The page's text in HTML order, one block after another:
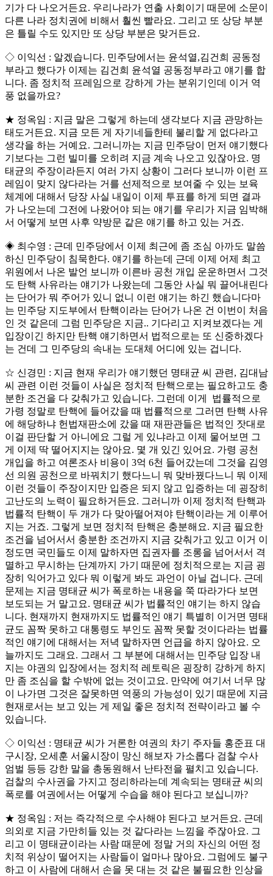
기가 다 나오거든요. 우리나라가 연출 사회이기 때문에 소문이
다른 나라 정치권에 비해서 훨씬 빨라요. 그리고 또 상당 부분
은 틀릴 수도 있지만 또 상당 부분은 맞거든요.
◇ 이익선 : 알겠습니다. 민주당에서는 윤석열,김건희 공동정
부라고 했다가 이제는 김건희 윤석열 공동정부라고 얘기를 합
니다. 좀 정치적 프레임으로 강하게 가는 분위기인데 이거 역
풍 없을까요?
★ 정옥임 : 지금 말은 그렇게 하는데 생각보다 지금 관망하는
태도거든요. 지금 모든 게 자기네들한테 불리할 게 없다라고
생각을 하는 거예요. 그러니까는 지금 민주당이 먼저 얘기했다
기보다는 그런 빌미를 오히려 지금 계속 나오고 있잖아요. 명
태균의 주장이라든지 여러 가지 상황이 그러다 보니까 이런 프
레임이 맞지 않다라는 거를 선제적으로 보여줄 수 있는 보육
체계에 대해서 당장 사실 내일이 이제 투표를 하게 되면 결과
가 나오는데 그전에 나왔어야 되는 얘기를 우리가 지금 임박해
서 어떻게 보면 사후 약방문 같은 얘기를 하고 있는 거죠.
◈ 최수영 : 근데 민주당에서 이제 최근에 좀 조심 아까도 말씀
하신 민주당이 침묵한다. 얘기를 하는데 근데 이제 어제 최고
위원에서 나온 발언 보니까 이른바 공천 개입 운운하면서 그것
도 탄핵 사유라는 얘기가 나왔는데 그동안 사실 뭐 끌어내린다
는 단어가 뭐 주어가 있니 없니 이런 얘기는 하긴 했습니다마
는 민주당 지도부에서 탄핵이라는 단어가 나온 건 이번이 처음
인 것 같은데 그럼 민주당은 지금.. 기다리고 지켜보겠다는 게
입장이긴 하지만 탄핵 얘기하면서 법적으로는 또 신중하겠다
는 건데 그 민주당의 속내는 도대체 어디에 있는 겁니다.
☆ 신경민 : 지금 현재 우리가 얘기했던 명태균 씨 관련, 김대남
씨 관련 이런 것들이 사실은 정치적 탄핵으로는 필요하고도 충
분한 조건을 다 갖춰가고 있습니다. 그런데 이게 법률적으로
가령 정말로 탄핵에 들어갔을 때 법률적으로 그러면 탄핵 사유
에 해당하냐 헌법재판소에 갔을 때 재판관들은 법적인 잣대로
이걸 판단할 거 아니에요 그럴 게 있냐라고 이제 물어보면 그
게 이제 딱 떨어지지는 않아요. 몇 개 있긴 있어요. 가령 공천
개입을 하고 여론조사 비용이 3억 6천 들어갔는데 그것을 김영
선 의원 공천으로 바꿔치기 했다느니 뭐 맞바꿨다느니 뭐 이제
이런 것들이 주장이지만 입증은 되지 않고 입증하는 데 굉장히
고난도의 노력이 필요하거든요. 그러니까 이제 정치적 탄핵과
법률적 탄핵이 두 개가 다 맞아떨어져야 탄핵이라는 게 이루어
지는 거죠. 그렇게 보면 정치적 탄핵은 충분해요. 지금 필요한
조건을 넘어서서 충분한 조건까지 지금 갖춰가고 있고 이거 이
정도면 국민들도 이제 말하자면 집권자를 조롱을 넘어서서 격
멸하고 무시하는 단계까지 가기 때문에 정치적으로는 지금 굉
장히 익어가고 있다 뭐 이렇게 봐도 과언이 아닐 겁니다. 근데
문제는 지금 명태균 씨가 폭로하는 내용을 쭉 따라가다 보면
보도되는 거 말고요. 명태균 씨가 법률적인 얘기는 하지 않습
니다. 현재까지 현재까지도 법률적인 얘기 특별히 이거면 명태
균도 꼼짝 못하고 대통령도 부인도 꼼짝 못할 것이다라는 법률
적인 얘기에 대해서는 저녁 말하자면 언급을 하지 않아요. 오
늘까지도 그래요. 그래서 그 부분에 대해서는 민주당 입장 내
지는 야권의 입장에서는 정치적 레토릭은 굉장히 강하게 하지
만 좀 조심을 할 수밖에 없는 것이고요. 만약에 여기서 너무 많
이 나가면 그것은 잘못하면 역풍의 가능성이 있기 때문에 지금
현재로서는 보고 있는 게 제일 좋은 정치적 전략이라고 볼 수
있습니다.
◇ 이익선 : 명태균 씨가 거론한 여권의 차기 주자들 홍준표 대
구시장, 오세훈 서울시장이 망신 해보자 가소롭다 검찰 수사
엄벌 등등 강한 말을 총동원해서 난타전을 펼치고 있습니다.
검찰의 수사권을 가지고 정리하라는데 계속되는 명태균 씨의
폭로를 여권에서는 어떻게 수습을 해야 된다고 보십니까?
★ 정옥임 : 저는 즉각적으로 수사해야 된다고 보거든요. 근데
의외로 지금 가만히들 있는 것 같다라는 느낌을 주잖아요. 그
리고 이 명태균이라는 사람 때문에 정말 거의 자신의 어떤 정
치적 위상이 떨어지는 사람들이 얼마나 많아요. 그럼에도 불구
하고 이 사람에 대해서 손을 못 대는 것 같은 불필요한 인상을